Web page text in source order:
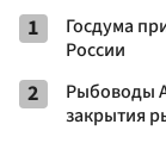
1
Госдума
России
2
Рыбоводы
закрытия